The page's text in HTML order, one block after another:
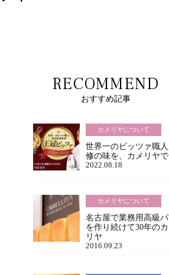
RECOMMEND
おすすめ記事
カメリヤについて
世界一のピッツァ職
修の味を、カメリヤで
2022.08.18
カメリヤについて
名古屋で業務用高級
を作り続けて30年のカ
リヤ
2016.09.23